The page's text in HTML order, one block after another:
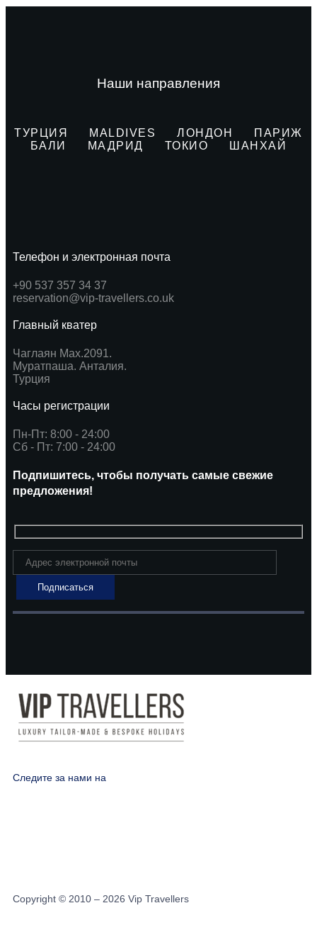
Наши направления
ТУРЦИЯ MALDIVES ЛОНДОН
ПАРИЖ
БАЛИ
МАДРИД ТОКИО ШАНХАЙ
Телефон и электронная почта
+90 537 357 34 37
reservation@vip-travellers.co.uk
Главный кватер
Чаглаян Мах.2091.
Муратпаша. Анталия.
Турция
Часы регистрации
Пн-Пт: 8:00 - 24:00
Сб - Пт: 7:00 - 24:00
Подпишитесь, чтобы получать самые свежие
предложения!
Следите за нами на
Copyright © 2010 – 2026 Vip Travellers